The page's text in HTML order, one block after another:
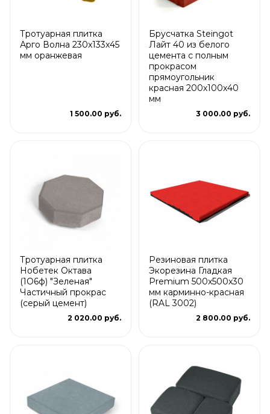
Тротуарная плитка
Арго Волна 230x133x45
мм оранжевая
1 500.00 руб.
Брусчатка Steingot
Лайт 40 из белого
цемента с полным
прокрасом
прямоугольник
красная 200х100х40
мм
3 000.00 руб.
Тротуарная плитка
Нобетек Октава
(1О6ф) "Зеленая"
Частичный прокрас
(серый цемент)
2 020.00 руб.
Резиновая плитка
Экорезина Гладкая
Premium 500x500x30
мм карминно-красная
(RAL 3002)
2 800.00 руб.